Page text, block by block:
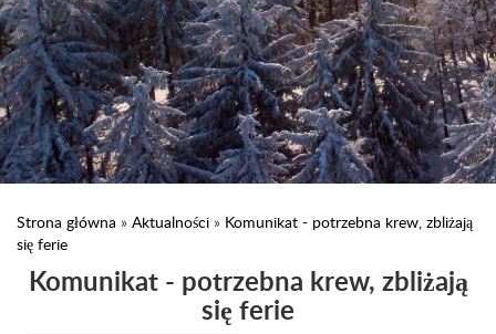
Strona główna » Aktualności » Komunikat - potrzebna krew, zbliżają
się ferie
Komunikat - potrzebna krew, zbliżają
się ferie